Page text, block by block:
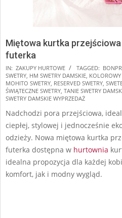
Miętowa kurtka
futerka
2025-
11-
09
IN: ZAKUPY HURTOWE TAGGED:
SWETRY HM SWETRY DAMSKIE KOLOROWY
MOHITO SWETRY RESERVED SWETRY
ŚWIĄTECZNE SWETRY TANIE SWETRY
SWETRY DAMSKIE WYPRZEDAŻ
Nadchodzi pora przejściowa,
ciepłej, stylowej i jednocześnie
odzieży. Nowa miętowa kurtka
futerka dostępna w hurtownia
idealna propozycja dla każdej
komfort, jak i modny wygląd.